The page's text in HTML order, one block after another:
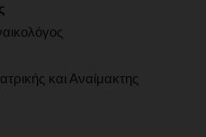
και Αναίμακτης